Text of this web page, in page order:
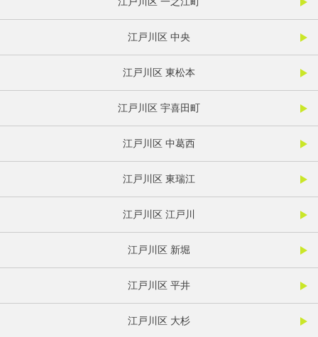
江戸川区 中央
江戸川区 東松本
江戸川区 宇喜田町
江戸川区 中葛西
江戸川区 東瑞江
江戸川区 江戸川
江戸川区 新堀
江戸川区 平井
江戸川区 大杉